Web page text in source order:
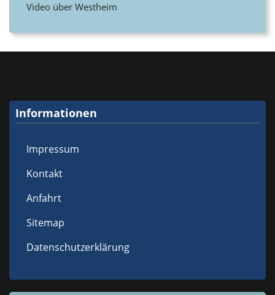
Video über Westheim
Informationen
Impressum
Kontakt
Anfahrt
Sitemap
Datenschutzerklärung